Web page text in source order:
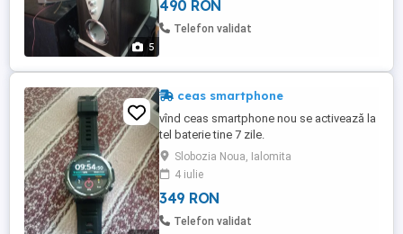
5
490 RON
Telefon validat
ceas smartphone
vînd ceas smartphone nou se activează la
tel baterie tine 7 zile.
Slobozia Noua, Ialomita
4 iulie
349 RON
Telefon validat